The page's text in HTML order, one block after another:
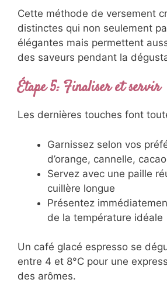
Cette méthode de versement
distinctes qui non seulement
élégantes mais permettent
des saveurs pendant la
Étape 5: Finaliser et servir
Les dernières touches font
Garnissez selon vos
d’orange, cannelle,
Servez avec une paille
cuillère longue
Présentez
de la température idéale
Un café glacé espresso se
entre 4 et 8°C pour une
des arômes.